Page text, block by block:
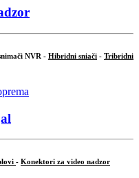
NVR - Hibridni sniači - Tribridni
- Konektori za video nadzor